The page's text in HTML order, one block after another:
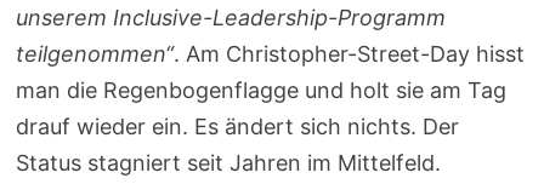
unserem Inclusive-Leadership-Programm
teilgenommen“. Am Christopher-Street-Day hisst
man die Regenbogenflagge und holt sie am Tag
drauf wieder ein. Es ändert sich nichts. Der
Status stagniert seit Jahren im Mittelfeld.